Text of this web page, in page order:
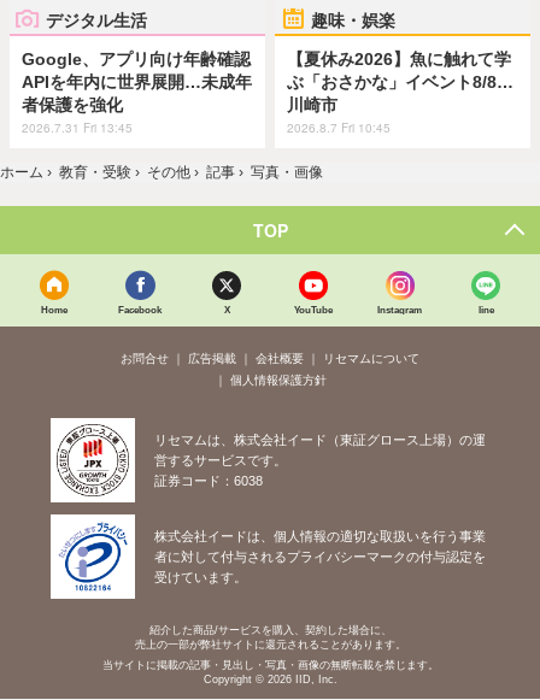
デジタル生活
Google、アプリ向け年齢確認
APIを年内に世界展開…未成年
者保護を強化
2026.7.31 Fri 13:45
趣味・娯楽
【夏休み2026】魚に触れて学
ぶ「おさかな」イベント8/8…
川崎市
2026.8.7 Fri 10:45
ホーム › 教育・受験 › その他 › 記事 › 写真・画像
TOP
Home Facebook X YouTube Instagram line
お問合せ 広告掲載 会社概要
リセマムについて
個人情報保護方針
リセマムは、株式会社イード（東証グロース上場）の運
営するサービスです。
証券コード：6038
株式会社イードは、個人情報の適切な取扱いを行う事業
者に対して付与されるプライバシーマークの付与認定を
受けています。
紹介した商品/サービスを購入、契約した場合に、
売上の一部が弊社サイトに還元されることがあります。
当サイトに掲載の記事・見出し・写真・画像の無断転載を禁じます。
Copyright © 2026 IID, Inc.